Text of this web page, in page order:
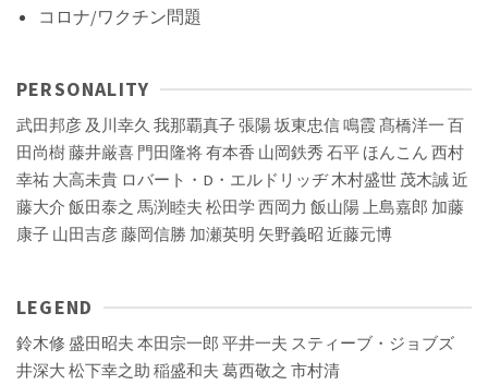
コロナ/ワクチン問題
PERSONALITY
武田邦彦 及川幸久 我那覇真子張陽坂東忠信鳴霞 髙橋洋一 百
田尚樹藤井厳喜 門田隆将有本香 山岡鉄秀 石平 ほんこん 西村
幸祐 大高未貴 ロバート・D・エルドリッヂ木村盛世 茂木誠近
藤大介 飯田泰之 馬渕睦夫 松田学 西岡力 飯山陽上島嘉郎 加藤
康子 山田吉彦藤岡信勝 加瀬英明 矢野義昭 近藤元博
LEGEND
鈴木修 盛田昭夫 本田宗一郎 平井一夫 スティーブ・ジョブズ
井深大 松下幸之助 稲盛和夫 葛西敬之 市村清